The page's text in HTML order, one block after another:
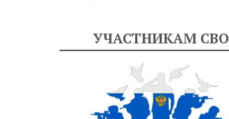
УЧАСТНИКАМ СВО